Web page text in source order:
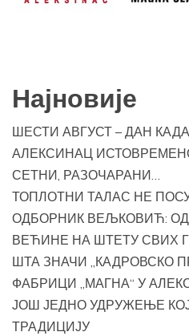
Најновије
ШЕСТИ АВГУСТ – ДАН
АЛЕКСИНАЦ
СЕТНИ, РАЗОЧАРАНИ…
ТОПЛОТНИ ТАЛАС НЕ
ОДБОРНИК ВЕЉКОВИЋ:
ВЕЋИНЕ НА ШТЕТУ СВИХ
ШТА ЗНАЧИ „КАДРОВСКО
ФАБРИЦИ „МАГНА“ У
ЈОШ ЈЕДНО УДРУЖЕЊЕ
ТРАДИЦИЈУ